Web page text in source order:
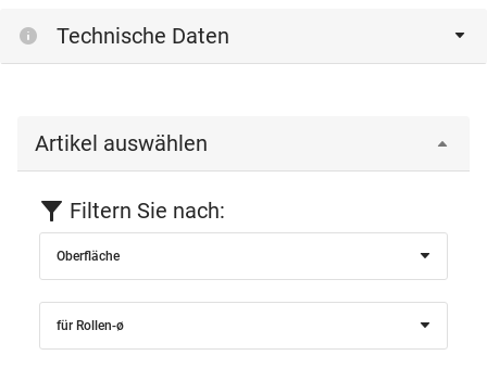
Technische Daten
Artikel auswählen
Filtern Sie nach:
Oberfläche
für Rollen-ø